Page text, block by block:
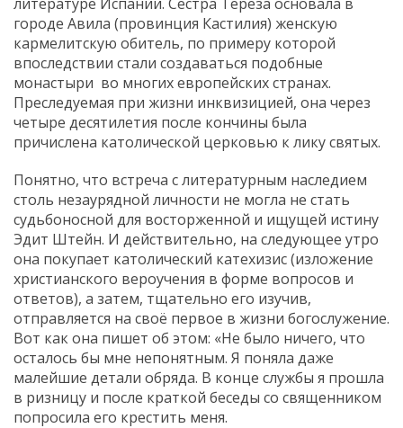
городе Авила (провинция Кастилия) женскую
кармелитскую обитель, по примеру которой
впоследствии стали создаваться подобные
монастыри во многих европейских странах.
Преследуемая при жизни инквизицией, она через
четыре десятилетия после кончины была
причислена католической церковью к лику святых.
Понятно, что встреча с литературным наследием
столь незаурядной личности не могла не стать
судьбоносной для восторженной и ищущей истину
Эдит Штейн. И действительно, на следующее утро
она покупает католический катехизис (изложение
христианского вероучения в форме вопросов и
ответов), а затем, тщательно его изучив,
отправляется на своё первое в жизни богослужение.
Вот как она пишет об этом: «Не было ничего, что
осталось бы мне непонятным. Я поняла даже
малейшие детали обряда. В конце службы я прошла
в ризницу и после краткой беседы со священником
попросила его крестить меня.